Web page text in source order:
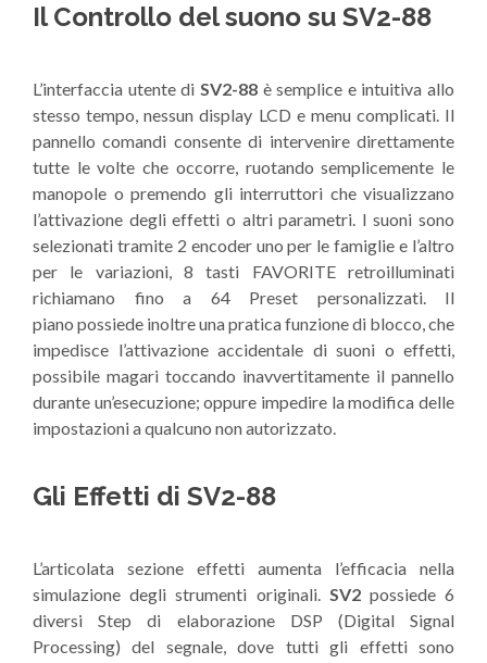
Il Controllo del suono su SV2-88
L’interfaccia utente di SV2-88 è semplice e intuitiva allo
stesso tempo, nessun display LCD e menu complicati. Il
pannello comandi consente di intervenire direttamente
tutte le volte che occorre, ruotando semplicemente le
manopole o premendo gli interruttori che visualizzano
l’attivazione degli effetti o altri parametri. I suoni sono
selezionati tramite 2 encoder uno per le famiglie e l’altro
per le variazioni, 8 tasti FAVORITE retroilluminati
richiamano fino a 64 Preset personalizzati. Il
piano possiede inoltre una pratica funzione di blocco, che
impedisce l’attivazione accidentale di suoni o effetti,
possibile magari toccando inavvertitamente il pannello
durante un’esecuzione; oppure impedire la modifica delle
impostazioni a qualcuno non autorizzato.
Gli Effetti di SV2-88
L’articolata sezione effetti aumenta l’efficacia nella
simulazione degli strumenti originali. SV2 possiede 6
diversi Step di elaborazione DSP (Digital Signal
Processing) del segnale, dove tutti gli effetti sono